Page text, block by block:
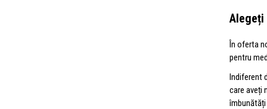
Alegeți
În oferta
pentru
Indiferent
care aveți